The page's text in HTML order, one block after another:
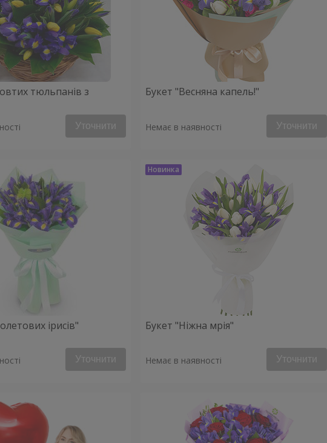
тюльпанів з
Уточнити
Букет "Весняна капель!"
Немає в наявності Уточнити
ірисів"
Уточнити
Букет "Ніжна мрія"
Немає в наявності Уточнити